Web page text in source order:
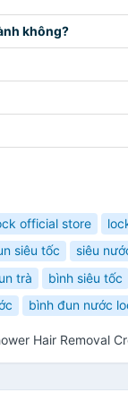
không?
official store
siêu tốc siêu
trà bình siêu tốc
bình đun nước
Hair Removal